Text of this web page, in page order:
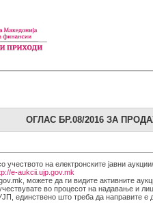
ОГЛАС БР.08/2016 ЗА
на електронските јавни
e-aukcii.ujp.gov.mk
можете да ги видите активните
во процесот на надавање и
единствено што треба да направите